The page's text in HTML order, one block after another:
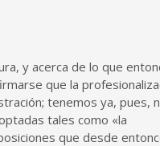
y acerca de lo que
que la
tenemos ya, pues,
tales como «la
que desde